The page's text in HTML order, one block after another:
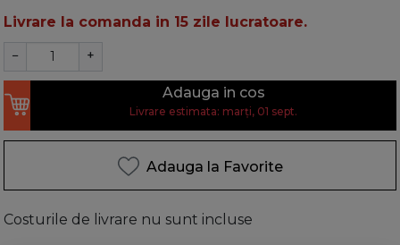
Livrare la comanda in 15 zile lucratoare.
− +
Adauga in cos
Livrare estimata: marți, 01 sept.
Adauga la Favorite
Costurile de livrare nu sunt incluse